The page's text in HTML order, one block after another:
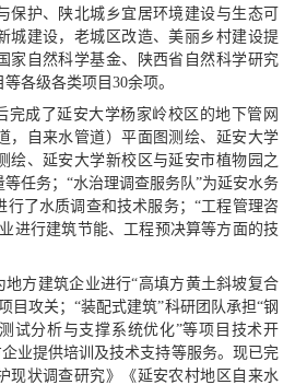
保护、陕北城乡宜居环境建设与生态可
城建设，老城区改造、美丽乡村建设提
家自然科学基金、陕西省自然科学研究
各级各类项目30余项。
完成了延安大学杨家岭校区的地下管网
，自来水管道）平面图测绘、延安大学
绘、延安大学新校区与延安市植物园之
任务；“水治理调查服务队”为延安水务
行了水质调查和技术服务；“工程管理咨
进行建筑节能、工程预决算等方面的技
地方建筑企业进行“高填方黄土斜坡复合
目攻关；“装配式建筑”科研团队承担“钢
试分析与支撑系统优化”等项目技术开
业提供培训及技术支持等服务。现已完
现状调查研究》《延安农村地区自来水